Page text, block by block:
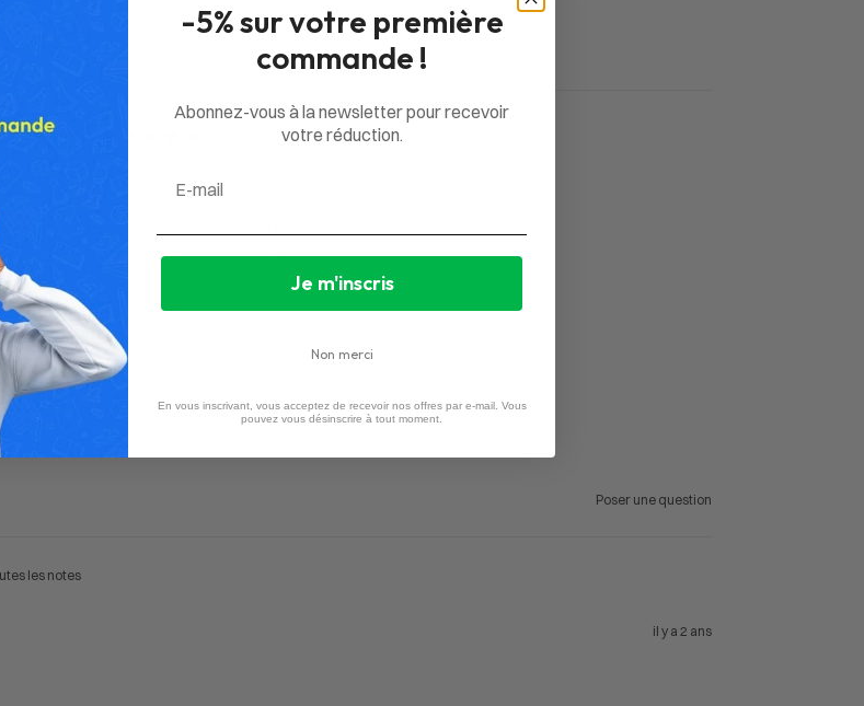
5
%
0%
Poser une question
il y a 2 ans
-5% sur votre première
commande !
Abonnez-vous à la newsletter pour recevoir
votre réduction.
Je m'inscris
Non merci
En vous inscrivant, vous acceptez de recevoir nos offres par e-mail. Vous
pouvez vous désinscrire à tout moment.